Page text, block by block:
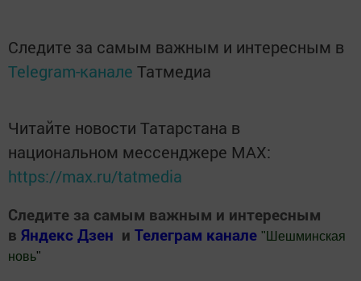
Следите за самым важным и интересным в
Telegram-канале Татмедиа
Читайте новости Татарстана в
национальном мессенджере MАХ:
https://max.ru/tatmedia
Следите за самым важным и интересным
в Яндекс Дзен и Телеграм канале " Шешминская
новь"